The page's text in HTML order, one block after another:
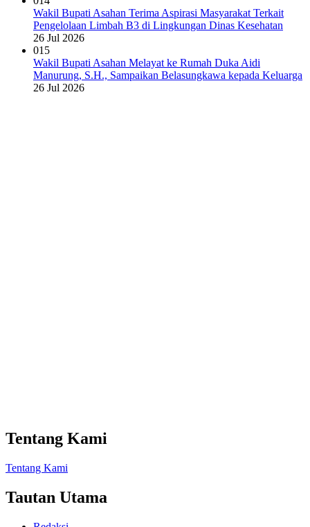
Wakil Bupati Asahan Terima Aspirasi Masyarakat Terkait
Pengelolaan Limbah B3 di Lingkungan Dinas Kesehatan
26 Jul 2026
015
Wakil Bupati Asahan Melayat ke Rumah Duka Aidi
Manurung, S.H., Sampaikan Belasungkawa kepada Keluarga
26 Jul 2026
Tentang Kami
Tentang Kami
Tautan Utama